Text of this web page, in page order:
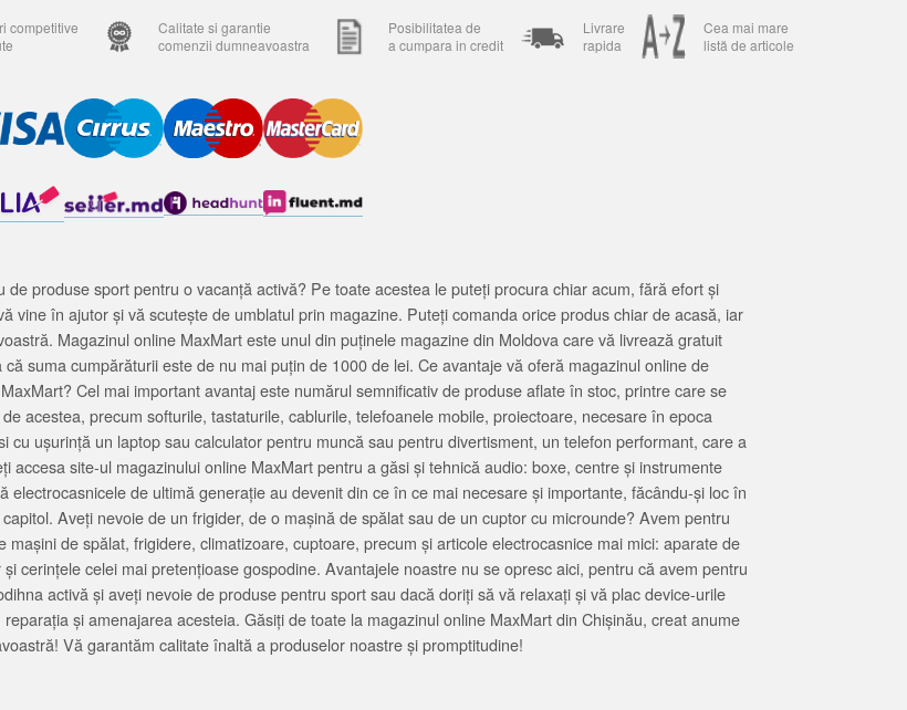
competitive
Calitate si garantie
comenzii dumneavoastra
Posibilitatea de
a cumpara in credit
Livrare
rapida
Cea mai mare
listă de articole
produse sport pentru o vacanță activă? Pe toate acestea le puteți procura chiar acum, fără efort și
vine în ajutor și vă scutește de umblatul prin magazine. Puteți comanda orice produs chiar de acasă, iar
Magazinul online MaxMart este unul din puținele magazine din Moldova care vă livrează gratuit
suma cumpărăturii este de nu mai puțin de 1000 de lei. Ce avantaje vă oferă magazinul online de
Cel mai important avantaj este numărul semnificativ de produse aflate în stoc, printre care se
acestea, precum softurile, tastaturile, cablurile, telefoanele mobile, proiectoare, necesare în epoca
ușurință un laptop sau calculator pentru muncă sau pentru divertisment, un telefon performant, care a
accesa site-ul magazinului online MaxMart pentru a găsi și tehnică audio: boxe, centre și instrumente
de ultimă generație au devenit din ce în ce mai necesare și importante, făcându-și loc în
Aveți nevoie de un frigider, de o mașină de spălat sau de un cuptor cu microunde? Avem pentru
de spălat, frigidere, climatizoare, cuptoare, precum și articole electrocasnice mai mici: aparate de
cerințele celei mai pretențioase gospodine. Avantajele noastre nu se opresc aici, pentru că avem pentru
activă și aveți nevoie de produse pentru sport sau dacă doriți să vă relaxați și vă plac device-urile
și amenajarea acesteia. Găsiți de toate la magazinul online MaxMart din Chișinău, creat anume
Vă garantăm calitate înaltă a produselor noastre și promptitudine!